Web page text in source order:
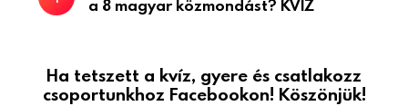
a 8 magyar közmondást? KVÍZ
Ha tetszett a kvíz, gyere és csatlakozz
csoportunkhoz Facebookon! Köszönjük!